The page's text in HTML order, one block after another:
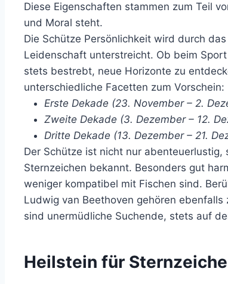
Diese Eigenschaften stammen zum Teil
und Moral steht.
Die Schütze Persönlichkeit wird durch
Leidenschaft unterstreicht. Ob beim
stets bestrebt, neue Horizonte zu
unterschiedliche Facetten zum Vorschein:
Erste Dekade (23. November – 2.
Zweite Dekade (3. Dezember – 12.
Dritte Dekade (13. Dezember – 21.
Der Schütze ist nicht nur
Sternzeichen bekannt. Besonders gut
weniger kompatibel mit Fischen sind.
Ludwig van Beethoven gehören
sind unermüdliche Suchende, stets auf
Heilstein für